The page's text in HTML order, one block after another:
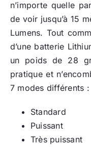
n’importe quelle
de voir jusqu’à 15
Lumens. Tout
d’une batterie
un poids de 28
pratique et
7 modes différents :
Standard
Puissant
Très puissant